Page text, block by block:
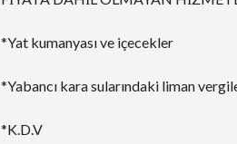
*Yat kumanyası ve içecekler
*Yabancı kara sularındaki liman
*K.D.V